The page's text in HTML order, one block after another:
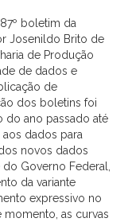
boletim da
Josenildo Brito de
de Produção
de dados e
de
dos boletins foi
do ano passado até
dados para
novos dados
Governo Federal,
da variante
expressivo no
as curvas